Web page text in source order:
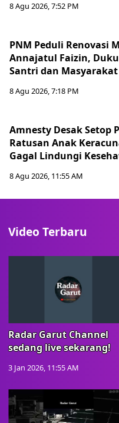
8 Agu 2026, 7:52 PM
PNM Peduli Renovasi
Annajatul Faizin,
Santri dan Masyarakat
8 Agu 2026, 7:18 PM
Amnesty Desak Setop
Ratusan Anak
Gagal Lindungi
8 Agu 2026, 11:55 AM
Video Terbaru
Radar Garut Channel
sedang live sekarang!
3 Jan 2026, 11:55 AM